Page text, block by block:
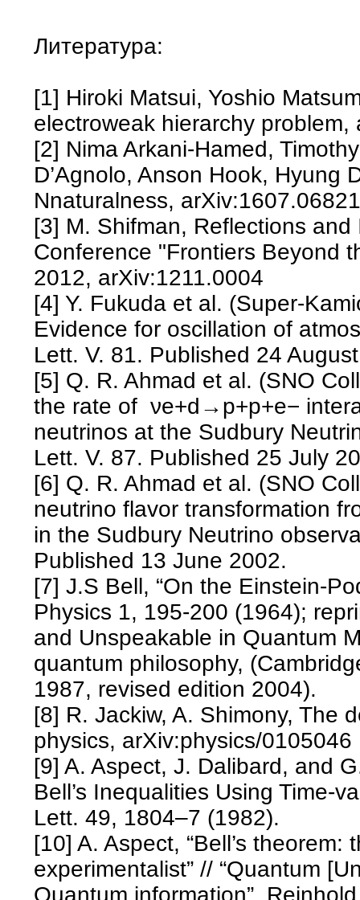
Литература:
[1] Hiroki Matsui, Yoshio
electroweak hierarchy
[2] Nima Arkani-Hamed,
D’Agnolo, Anson Hook, Hyung
Nnaturalness,
[3] M. Shifman, Reflections
Conference "Frontiers Beyond
2012, arXiv:1211.0004
[4] Y. Fukuda et al. (Super-
Evidence for оscillation of
Lett. V. 81. Published 24
[5] Q. R. Ahmad et al. (SNO
the rate of νe+d→p+p+e−
neutrinos at the Sudbury
Lett. V. 87. Published 25 July
[6] Q. R. Ahmad et al. (SNO
neutrino flavor transformation
in the Sudbury Neutrino
Published 13 June 2002.
[7] J.S Bell, “On the Einstein-
Physics 1, 195-200 (1964);
and Unspeakable in Quantum
quantum philosophy,
1987, revised edition 2004).
[8] R. Jackiw, A. Shimony, The
physics, arXiv:physics/0105046
[9] A. Aspect, J. Dalibard, and
Bell’s Inequalities Using Time-
Lett. 49, 1804–7 (1982).
[10] A. Aspect, “Bell’s
experimentalist” // “Quantum
Quantum information”,